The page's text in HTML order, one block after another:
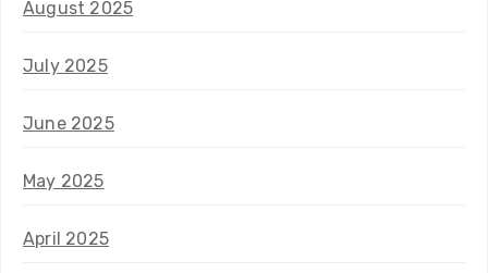
August 2025
July 2025
June 2025
May 2025
April 2025